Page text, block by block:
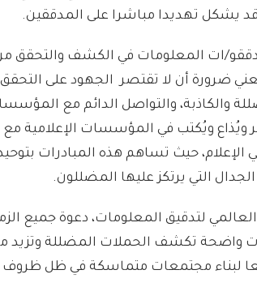
قد يشكل تهديدا مباشرا على المدققين.
ات المعلومات في الكشف والتحقق من
ضرورة أن لا تقتصر الجهود على
والكاذبة، والتواصل الدائم مع
ويُذاع ويُكتب في المؤسسات الإعلامية مع
الإعلام، حيث تساهم هذه المبادرات
التي يرتكز عليها المضللون.
العالمي لتدقيق المعلومات، دعوة جميع
واضحة تكشف الحملات المضللة وتزيد
لبناء مجتمعات متماسكة في ظل ظروف